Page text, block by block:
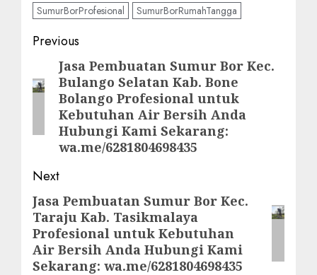
SumurBorProfesional
SumurBorRumahTangga
Post
navigation
Previous
Previous
post:
Jasa Pembuatan Sumur Bor Kec.
Bulango Selatan Kab. Bone
Bolango Profesional untuk
Kebutuhan Air Bersih Anda
Hubungi Kami Sekarang:
wa.me/6281804698435
Next
Next
post:
Jasa Pembuatan Sumur Bor Kec.
Taraju Kab. Tasikmalaya
Profesional untuk Kebutuhan
Air Bersih Anda Hubungi Kami
Sekarang: wa.me/6281804698435